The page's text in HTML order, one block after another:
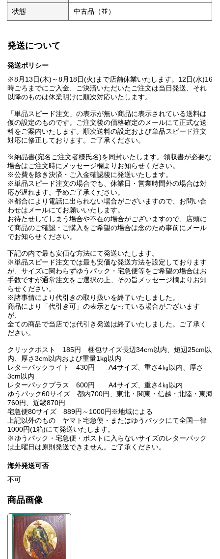
状態 中古品（並）
発送について
発送ポリシー
※8月13日(木)～8月18日(火)まで店舗休業いたします。12日(水)16
時ごろまでにご入金、ご決済いただいたご注文は当日発送、それ
以降のものは休業明けに順次対応いたします。
「単品スピード注文」の表示が無い商品に表示されている送料は
仮の設定のものです。ご注文後の価格確定のメールにて正式な送
料をご案内いたします。順次送料の設定および単品スピード注文
対応に修正しております。ご了承ください。
※納品書(宛名ご注文者様氏名)を同封いたします。領収書が必要な
場合はご注文時にメッセージ欄よりお知らせください。
※公費を除き決済・ご入金確認後に発送いたします。
※単品スピード注文の場合でも、休業日・営業時間外の場合は対
応が遅れます。予めご了承ください。
※都合により電話に出られない場合がございますので、お問い合
わせはメールにてお願いいたします。
お待たせしてしまう場合や不在の場合がございますので、店頭に
て商品のご確認・ご購入をご希望の場合は念のため事前にメール
でお知らせください。
下記の内で最も安価な方法にて発送いたします。
※単品スピード注文では最も安価な発送方法を設定しております
が、サイズに関わらずゆうパック・宅急便等をご希望の場合はお
手数ですが通常注文をご選択の上、その旨メッセージ欄よりお知
らせください。
※諸事情により代引きの取り扱いを終了いたしました。
商品により「代引き可」の表示となっている場合がございます
が、
全ての商品で当店では代引き発送は終了いたしました。ご了承く
ださい。
クリックポスト 185円 梱包サイズ長辺34cm以内、短辺25cm以
内、厚さ3cm以内および重量1kg以内
レターパックライト 430円 A4サイズ、重さ4㎏以内、厚さ
3cm以内
レターパックプラス 600円 A4サイズ、重さ4㎏以内
ゆうパック60サイズ 都内700円、東北・関東・信越・北陸・東海
760円、近畿870円
宅急便80サイズ 889円～1000円※地域による
上記以外のもの ヤマト宅急便・またはゆうパックにて全国一律
1000円(1箱)にて発送いたします。
※ゆうパック・宅急便・ポストに入らないサイズのレターパック
は土曜日は原則発送できません。ご了承ください。
海外発送可否
不可
商品画像